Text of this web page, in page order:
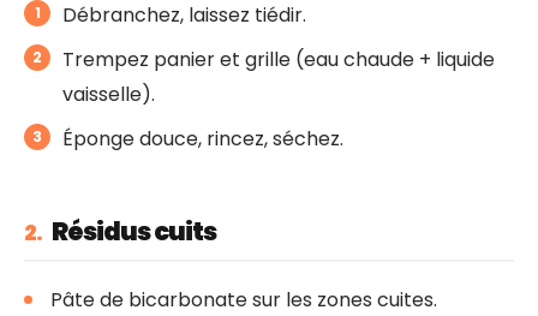
Débranchez, laissez tiédir.
Trempez panier et grille (eau chaude + liquide
vaisselle).
Éponge douce, rincez, séchez.
2. Résidus cuits
Pâte de bicarbonate sur les zones cuites.